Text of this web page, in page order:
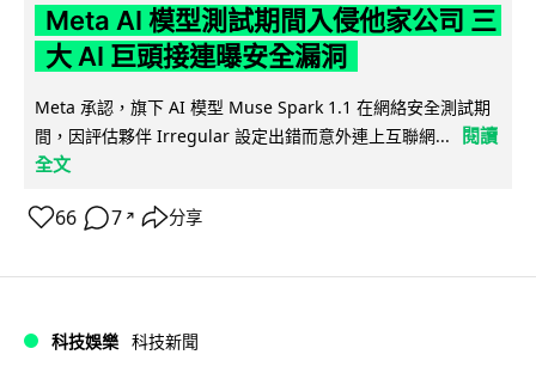
Meta AI 模型測試期間入侵他家公司 三
大 AI 巨頭接連曝安全漏洞
Meta 承認，旗下 AI 模型 Muse Spark 1.1 在網絡安全測試期
間，因評估夥伴 Irregular 設定出錯而意外連上互聯網...
閱讀
全文
66 7 ↗ 分享
科技娛樂 科技新聞